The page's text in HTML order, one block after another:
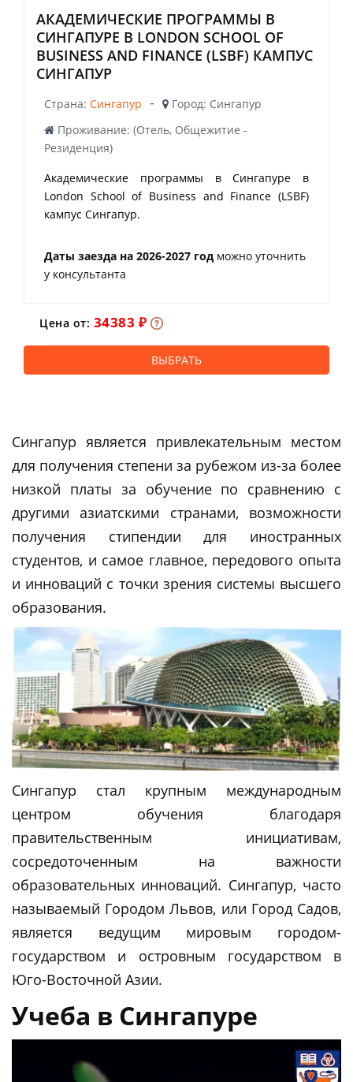
АКАДЕМИЧЕСКИЕ ПРОГРАММЫ В
СИНГАПУРЕ В LONDON SCHOOL OF
BUSINESS AND FINANCE (LSBF) КАМПУС
СИНГАПУР
Страна: Сингапур -
Город: Сингапур
Проживание: (Отель, Общежитие -
Резиденция)
Академические программы в Сингапуре в
London School of Business and Finance (LSBF)
кампус Сингапур.
Даты заезда на 2026-2027 год можно уточнить
у консультанта
Цена от: 34383 ₽
ВЫБРАТЬ
Сингапур является привлекательным местом
для получения степени за рубежом из-за более
низкой платы за обучение по сравнению с
другими азиатскими странами, возможности
получения стипендии для иностранных
студентов, и самое главное, передового опыта
и инноваций с точки зрения системы высшего
образования.
Сингапур стал крупным международным
центром обучения благодаря
правительственным инициативам,
сосредоточенным на важности
образовательных инноваций. Сингапур, часто
называемый Городом Львов, или Город Садов,
является ведущим мировым городом-
государством и островным государством в
Юго-Восточной Азии.
Учеба в Сингапуре